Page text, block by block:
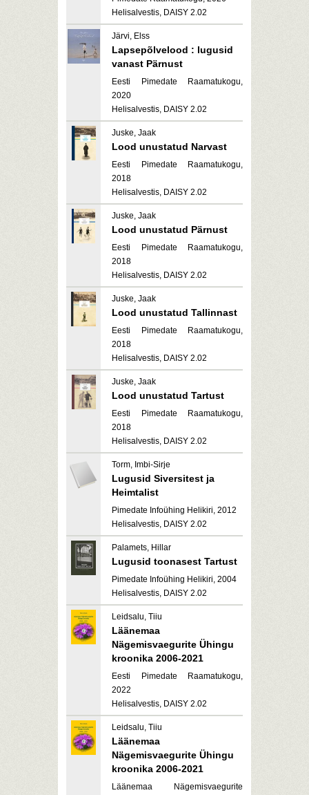
Helisalvestis, DAISY 2.02
Järvi, Elss
Lapsepõlvelood : lugusid
vanast Pärnust
Eesti Pimedate Raamatukogu,
2020
Helisalvestis, DAISY 2.02
Juske, Jaak
Lood unustatud Narvast
Eesti Pimedate Raamatukogu,
2018
Helisalvestis, DAISY 2.02
Juske, Jaak
Lood unustatud Pärnust
Eesti Pimedate Raamatukogu,
2018
Helisalvestis, DAISY 2.02
Juske, Jaak
Lood unustatud Tallinnast
Eesti Pimedate Raamatukogu,
2018
Helisalvestis, DAISY 2.02
Juske, Jaak
Lood unustatud Tartust
Eesti Pimedate Raamatukogu,
2018
Helisalvestis, DAISY 2.02
Torm, Imbi-Sirje
Lugusid Siversitest ja
Heimtalist
Pimedate Infoühing Helikiri, 2012
Helisalvestis, DAISY 2.02
Palamets, Hillar
Lugusid toonasest Tartust
Pimedate Infoühing Helikiri, 2004
Helisalvestis, DAISY 2.02
Leidsalu, Tiiu
Läänemaa
Nägemisvaegurite Ühingu
kroonika 2006-2021
Eesti Pimedate Raamatukogu,
2022
Helisalvestis, DAISY 2.02
Leidsalu, Tiiu
Läänemaa
Nägemisvaegurite Ühingu
kroonika 2006-2021
Läänemaa Nägemisvaegurite